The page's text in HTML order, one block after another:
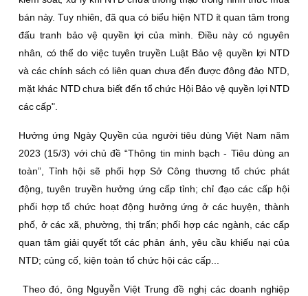
bán này. Tuy nhiên, đã qua có biểu hiện NTD ít quan tâm trong
đấu tranh bảo vệ quyền lợi của mình. Ðiều này có nguyên
nhân, có thể do việc tuyên truyền Luật Bảo vệ quyền lợi NTD
và các chính sách có liên quan chưa đến được đông đảo NTD,
mặt khác NTD chưa biết đến tổ chức Hội Bảo vệ quyền lợi NTD
các cấp".
Hưởng ứng Ngày Quyền của người tiêu dùng Việt Nam năm
2023 (15/3) với chủ đề “Thông tin minh bạch - Tiêu dùng an
toàn”, Tỉnh hội sẽ phối hợp Sở Công thương tổ chức phát
động, tuyên truyền hưởng ứng cấp tỉnh; chỉ đạo các cấp hội
phối hợp tổ chức hoạt động hưởng ứng ở các huyện, thành
phố, ở các xã, phường, thị trấn; phối hợp các ngành, các cấp
quan tâm giải quyết tốt các phản ánh, yêu cầu khiếu nại của
NTD; củng cố, kiện toàn tổ chức hội các cấp...
Theo đó, ông Nguyễn Việt Trung đề nghị các doanh nghiệp